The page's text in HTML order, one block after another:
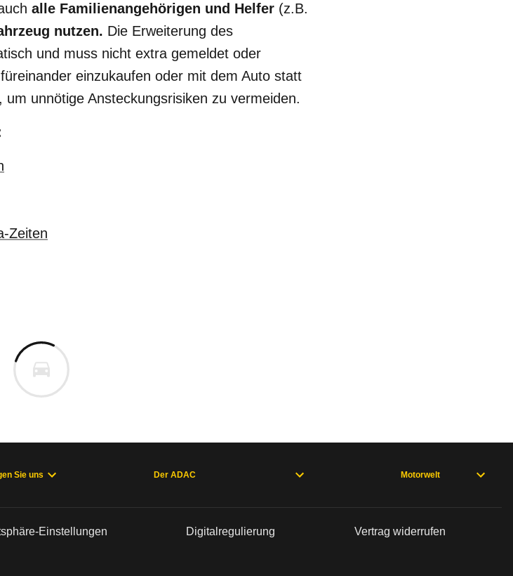
alle Familienangehörigen und Helfer (z.B.
nutzen. Die Erweiterung des
und muss nicht extra gemeldet oder
einzukaufen oder mit dem Auto statt
unnötige Ansteckungsrisiken zu vermeiden.
Zeiten
Sie uns Der ADAC Motorwelt
Einstellungen Digitalregulierung Vertrag widerrufen